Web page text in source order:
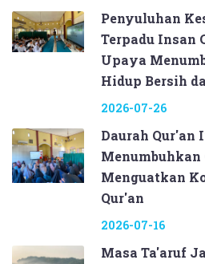
Penyuluhan
Terpadu Insan
Upaya
Hidup Bersih
2026-07-26
Daurah Qur'an
Menumbuhkan
Menguatkan
Qur'an
2026-07-16
Masa Ta'aruf